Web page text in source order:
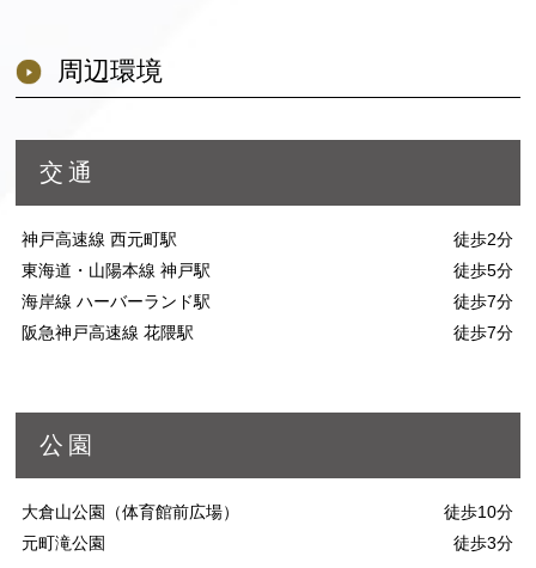
周辺環境
交通
神戸高速線 西元町駅
徒歩2分
東海道・山陽本線 神戸駅
徒歩5分
海岸線 ハーバーランド駅
徒歩7分
阪急神戸高速線 花隈駅
徒歩7分
公園
大倉山公園（体育館前広場）
徒歩10分
元町滝公園
徒歩3分